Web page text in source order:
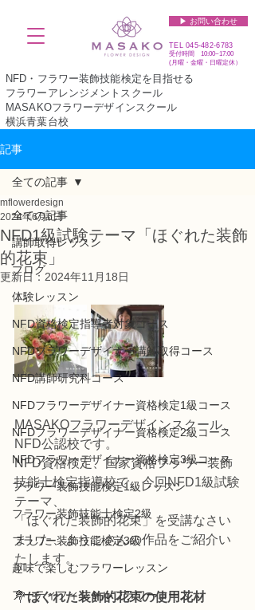
▶︎ お問い合わせ
TEL045-482-6783
受付時間 10:00~17:00​​​
(​月曜・金曜・日曜定休）
NFD・フラワー装飾技能検定を目指せる
フラワーアレンジメントスクール
MASAKOフラワーデザインスクール
横浜青葉台校
記事
全ての記事
講師取得レッスン
ブログ
体験レッスン
NFD資格検定指導者対象コース
NFDフラワーデザイナー講師取得コース
NFD講師研究科コース
NFDフラワーデザイナー資格検定1級コース
NFDフラワーデザイナー資格検定2級コース
NFDフラワーデザイナー資格検定3級コース
フラワー装飾技能検定1級レッスン
フラワー装飾技能士検定2級
フラワー装飾技能検定3級
趣味で楽しむフラワーレッスン
アーティフィシャルフラワーコース
全ての記事
NFD1級試験テーマ「ほぐれた装飾
的花束」
mflowerdesign
2024年6月6日
更新日： 2024年11月18日
MASAKOフラワーデザインスクール、
NFD公認校です。
NFD資格検定、国家資格フラワー装飾
技能士検定指導校で、今回NFD1級試験
テーマ、
「ほぐれた装飾的花束」を受講なさい
ました、ようこさんの作品をご紹介い
たします。
💐ほぐれた装飾的花束の使用花材